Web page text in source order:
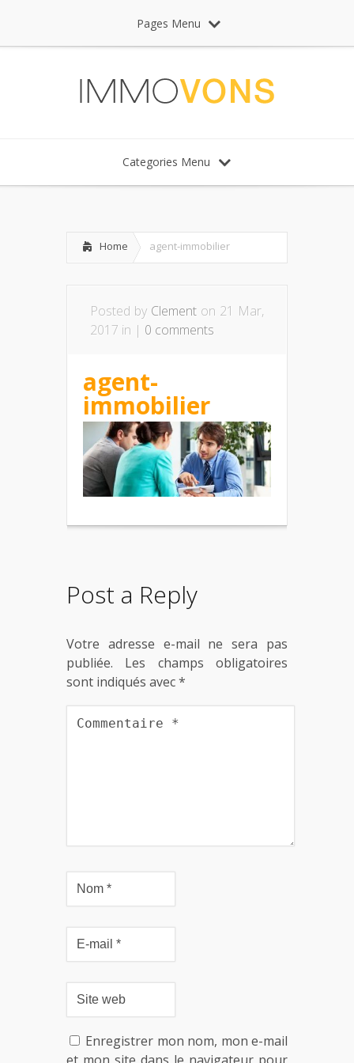
Pages Menu
Categories Menu
Home agent-immobilier
Posted by Clement on 21 Mar,
2017 in | 0 comments
agent-
immobilier
Post a Reply
Votre adresse e-mail ne sera pas
publiée.
Les champs obligatoires
sont indiqués avec*
Enregistrer mon nom, mon e-mail